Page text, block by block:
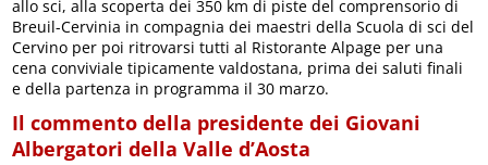
allo sci, alla scoperta dei 350 km di piste del comprensorio di
Breuil-Cervinia in compagnia dei maestri della Scuola di sci del
Cervino per poi ritrovarsi tutti al Ristorante Alpage per una
cena conviviale tipicamente valdostana, prima dei saluti finali
e della partenza in programma il 30 marzo.
Il commento della presidente dei Giovani
Albergatori della Valle d’Aosta